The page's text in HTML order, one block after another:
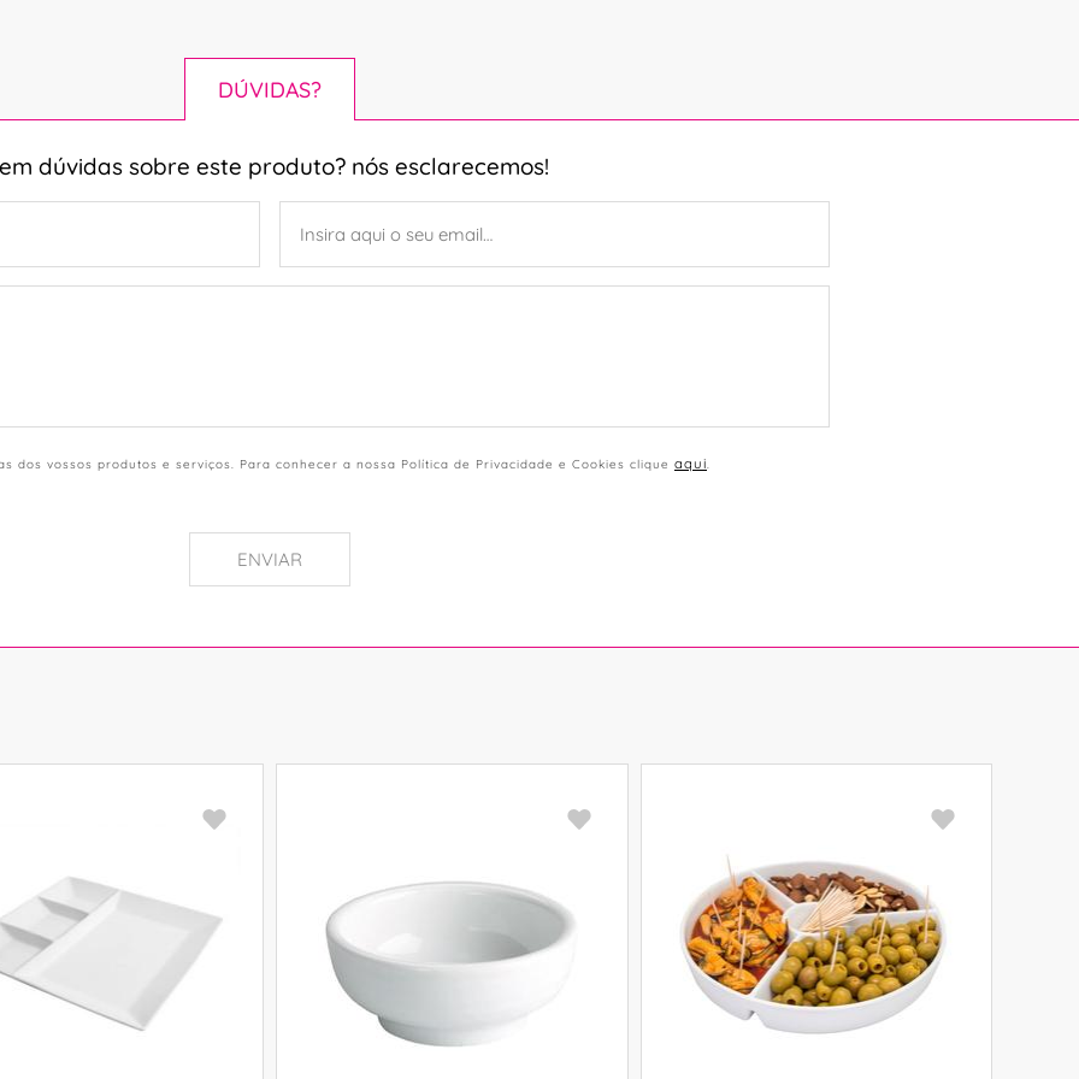
DÚVIDAS?
dúvidas sobre este produto? nós esclarecemos!
dos vossos produtos e serviços. Para conhecer a nossa Política de Privacidade e Cookies clique aqui.
ENVIAR